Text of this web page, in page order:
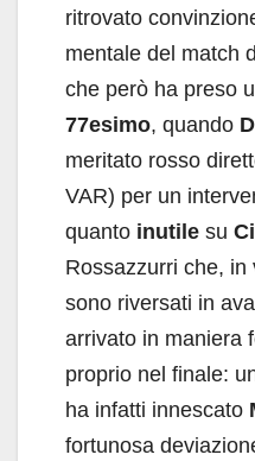
ritrovato
mentale del match
che però ha preso
77esimo, quando
meritato rosso
VAR) per un
quanto inutile su
Rossazzurri che, in
sono riversati in
arrivato in maniera
proprio nel finale:
ha infatti innescato
fortunosa